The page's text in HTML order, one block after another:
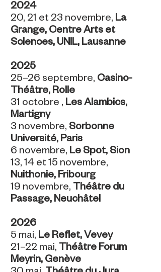
2024
20, 21 et 23 novembre, La
Grange, Centre Arts et
Sciences, UNIL, Lausanne
2025
25–26 septembre, Casino-
Théâtre, Rolle
31 octobre , Les Alambics,
Martigny
3 novembre, Sorbonne
Université, Paris
6 novembre, Le Spot, Sion
13, 14 et 15 novembre,
Nuithonie, Fribourg
19 novembre, Théâtre du
Passage, Neuchâtel
2026
5 mai, Le Reflet, Vevey
21–22 mai, Théâtre Forum
Meyrin, Genève